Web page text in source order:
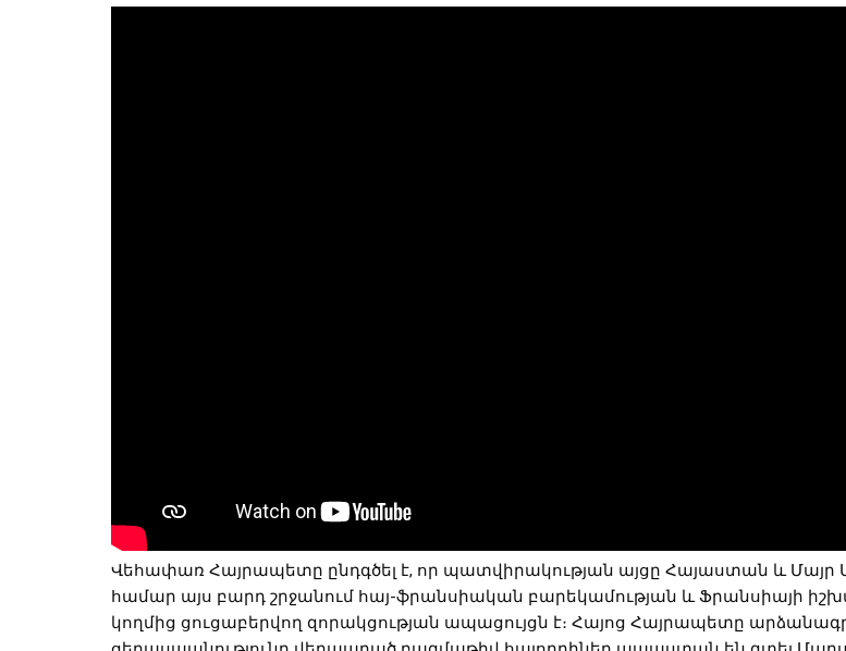
Վեհափառ Հայրապետը ընդգծել է, որ պատվիրակության այցը Հայաստան և Մայր
համար այս բարդ շրջանում հայ-ֆրանսիական բարեկամության և Ֆրանսիայի
կողմից ցուցաբերվող զորակցության ապացույցն է։ Հայոց Հայրապետը